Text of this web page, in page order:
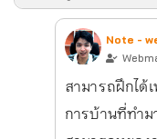
Note -
สามารถฝึกได้
การบ้านที่ทำ